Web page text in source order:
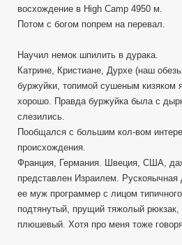
восхождение в High Camp 4950 м.
Потом с богом попрем на перевал.
Научил немок шпилить в дурака.
Катрине, Кристиане, Дурхе (наш
буржуйки, топимой сушеным кизяком
хорошо. Правда буржуйка была с
слезились.
Пообщался с большим кол-вом
происхождения.
Франция, Германия. Швеция, США,
представлен Израилем.
ее муж программер с лицом
подтянутый, прущий тяжолый рюкзак,
плюшевый. Хотя про меня тоже